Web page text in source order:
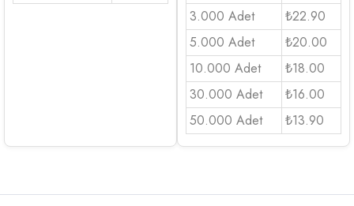
3.000 Adet
₺22.90
5.000 Adet
₺20.00
10.000 Adet
₺18.00
30.000 Adet
₺16.00
50.000 Adet
₺13.90